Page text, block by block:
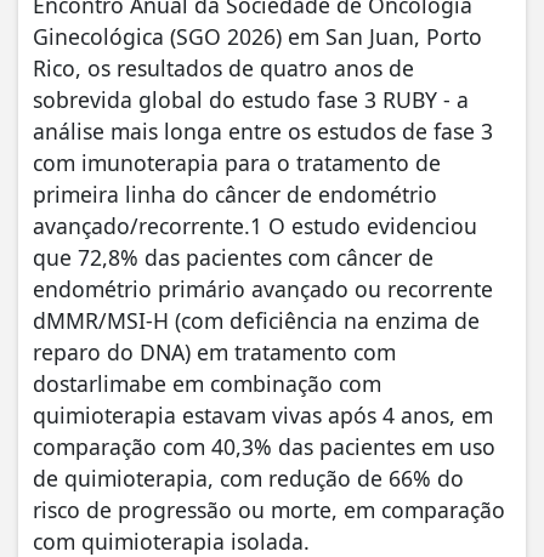
Ginecológica (SGO 2026) em San Juan, Porto
Rico, os resultados de quatro anos de
sobrevida global do estudo fase 3 RUBY - a
análise mais longa entre os estudos de fase 3
com imunoterapia para o tratamento de
primeira linha do câncer de endométrio
avançado/recorrente.1 O estudo evidenciou
que 72,8% das pacientes com câncer de
endométrio primário avançado ou recorrente
dMMR/MSI-H (com deficiência na enzima de
reparo do DNA) em tratamento com
dostarlimabe em combinação com
quimioterapia estavam vivas após 4 anos, em
comparação com 40,3% das pacientes em uso
de quimioterapia, com redução de 66% do
risco de progressão ou morte, em comparação
com quimioterapia isolada.